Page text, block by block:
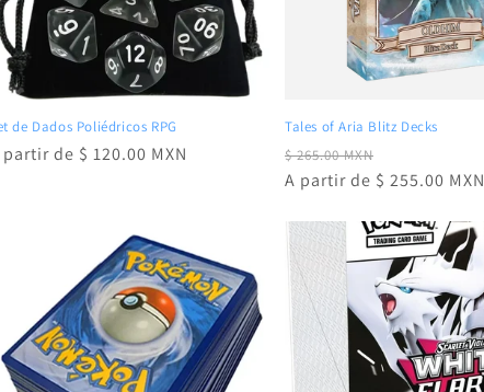
de Dados Poliédricos RPG
partir de $ 120.00 MXN
Tales of Aria Blitz Decks
Precio
habitual
$ 265.00 MXN
de
A partir de $ 255.00 MXN